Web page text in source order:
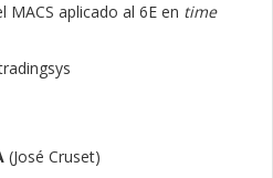
aplicado al 6E en time
(José Cruset)